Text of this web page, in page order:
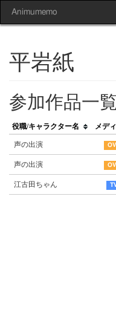
Animumemo
平岩紙
参加作品一
役職/キャラクター名 メデ
声の出演
声の出演
江古田ちゃん